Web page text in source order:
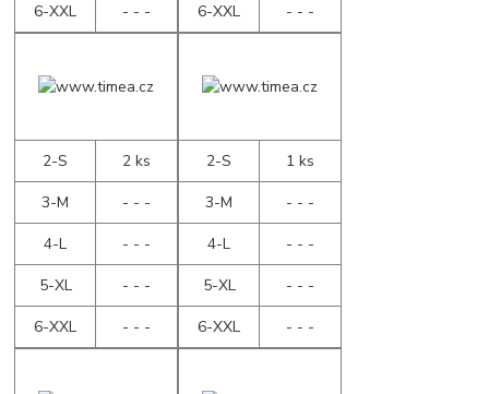
6-XXL
- - -
6-XXL
- - -
2-S
2 ks
3-M
- - -
4-L
- - -
5-XL
- - -
6-XXL
- - -
2-S
1 ks
3-M
- - -
4-L
- - -
5-XL
- - -
6-XXL
- - -